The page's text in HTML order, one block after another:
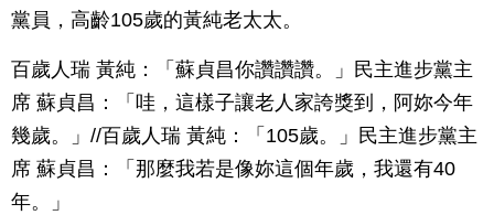
黨員，高齡105歲的黃純老太太。
百歲人瑞 黃純：「蘇貞昌你讚讚讚。」民主進步黨主
席 蘇貞昌：「哇，這樣子讓老人家誇獎到，阿妳今年
幾歲。」//百歲人瑞 黃純：「105歲。」民主進步黨主
席 蘇貞昌：「那麼我若是像妳這個年歲，我還有40
年。」